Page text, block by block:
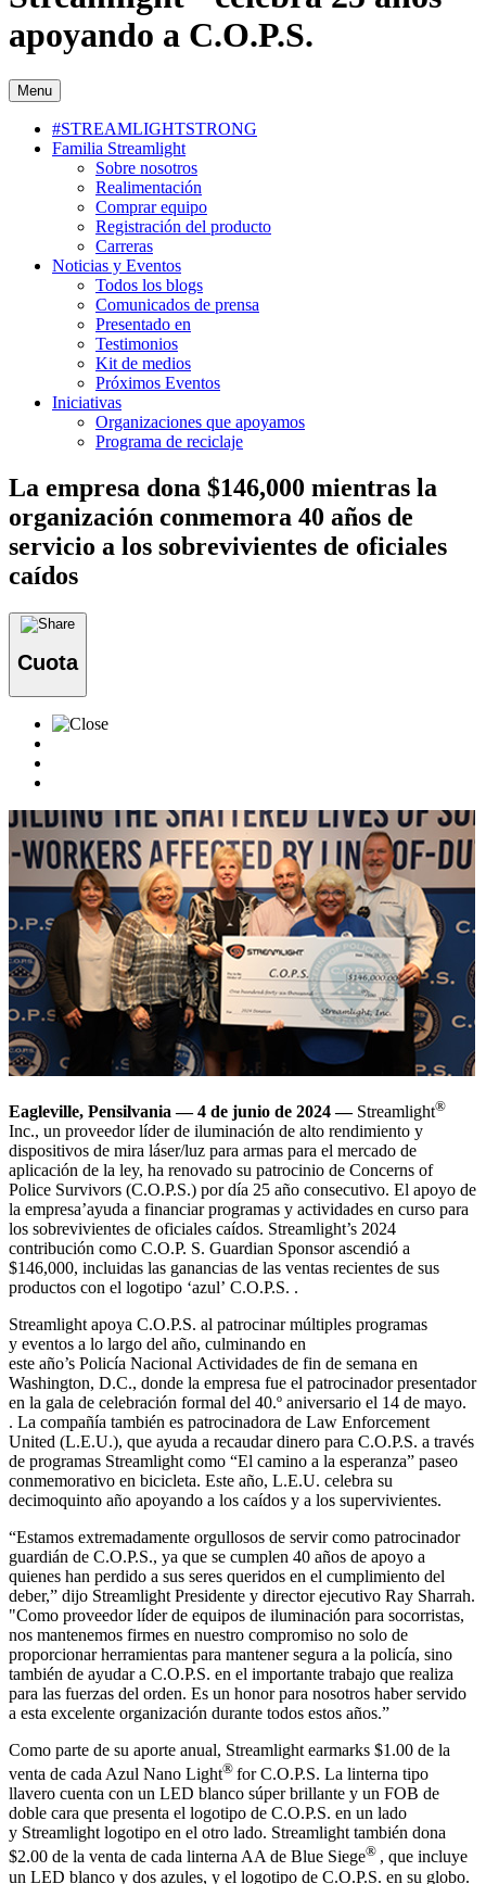
apoyando a C.O.P.S.
Menu
#STREAMLIGHTSTRONG
Familia Streamlight
Sobre nosotros
Realimentación
Comprar equipo
Registración del producto
Carreras
Noticias y Eventos
Todos los blogs
Comunicados de prensa
Presentado en
Testimonios
Kit de medios
Próximos Eventos
Iniciativas
Organizaciones que apoyamos
Programa de reciclaje
La empresa dona $146,000 mientras la
organización conmemora 40 años de
servicio a los sobrevivientes de oficiales
caídos
Cuota
Eagleville, Pensilvania — 4 de junio de 2024 — Streamlight®
Inc., un proveedor líder de iluminación de alto rendimiento y
dispositivos de mira láser/luz para armas para el mercado de
aplicación de la ley, ha renovado su patrocinio de Concerns of
Police Survivors (C.O.P.S.) por día 25 año consecutivo. El apoyo de
la empresa’ayuda a financiar programas y actividades en curso para
los sobrevivientes de oficiales caídos. Streamlight’s 2024
contribución como C.O.P. S. Guardian Sponsor ascendió a
$146,000, incluidas las ganancias de las ventas recientes de sus
productos con el logotipo ‘azul’ C.O.P.S. .
Streamlight apoya C.O.P.S. al patrocinar múltiples programas
y eventos a lo largo del año, culminando en
este año’s Policía Nacional Actividades de fin de semana en
Washington, D.C., donde la empresa fue el patrocinador presentador
en la gala de celebración formal del 40.º aniversario el 14 de mayo.
. La compañía también es patrocinadora de Law Enforcement
United (L.E.U.), que ayuda a recaudar dinero para C.O.P.S. a través
de programas Streamlight como “El camino a la esperanza” paseo
conmemorativo en bicicleta. Este año, L.E.U. celebra su
decimoquinto año apoyando a los caídos y a los supervivientes.
“Estamos extremadamente orgullosos de servir como patrocinador
guardián de C.O.P.S., ya que se cumplen 40 años de apoyo a
quienes han perdido a sus seres queridos en el cumplimiento del
deber,” dijo Streamlight Presidente y director ejecutivo Ray Sharrah.
"Como proveedor líder de equipos de iluminación para socorristas,
nos mantenemos firmes en nuestro compromiso no solo de
proporcionar herramientas para mantener segura a la policía, sino
también de ayudar a C.O.P.S. en el importante trabajo que realiza
para las fuerzas del orden. Es un honor para nosotros haber servido
a esta excelente organización durante todos estos años.”
Como parte de su aporte anual, Streamlight earmarks $1.00 de la
venta de cada Azul Nano Light® for C.O.P.S. La linterna tipo
llavero cuenta con un LED blanco súper brillante y un FOB de
doble cara que presenta el logotipo de C.O.P.S. en un lado
y Streamlight logotipo en el otro lado. Streamlight también dona
$2.00 de la venta de cada linterna AA de Blue Siege® , que incluye
un LED blanco y dos azules, y el logotipo de C.O.P.S. en su globo.